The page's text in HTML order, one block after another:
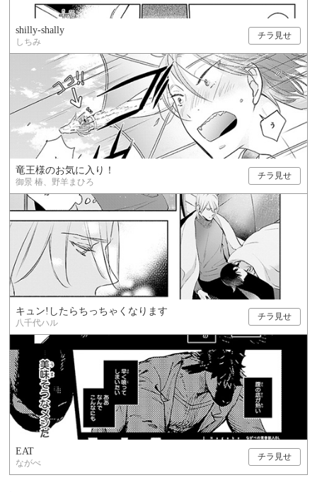
shilly-shally
しちみ
チラ見せ
竜王様のお気に入り！
御景 椿、野羊まひろ
チラ見せ
キュン!したらちっちゃくなります
八千代ハル
チラ見せ
EAT
ながべ
チラ見せ